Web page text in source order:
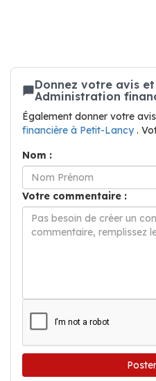
Donnez votre avis
Administration
Également donner votre
financière à Petit-Lancy.
Nom :
Votre commentaire :